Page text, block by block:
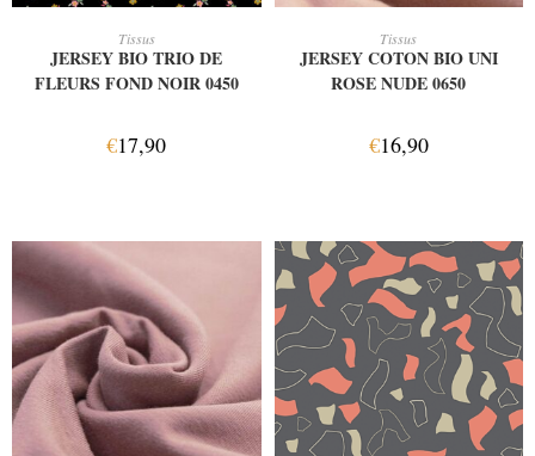
Tissus
JERSEY BIO TRIO DE
FLEURS FOND NOIR 0450
€17,90
Tissus
JERSEY COTON BIO UNI
ROSE NUDE 0650
€16,90